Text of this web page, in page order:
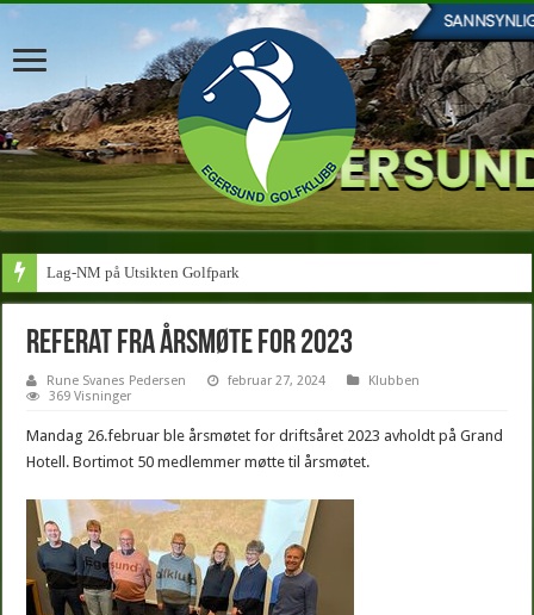
Lag-NM på Utsikten Golfpark
Referat fra årsmøte for 2023
Rune Svanes Pedersen februar 27, 2024
Klubben
369 Visninger
Mandag 26.februar ble årsmøtet for driftsåret 2023 avholdt på Grand
Hotell. Bortimot 50 medlemmer møtte til årsmøtet.